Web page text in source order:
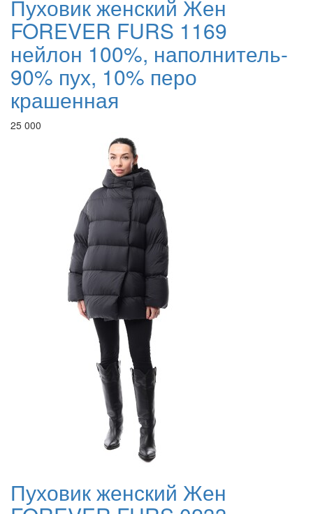
Пуховик женский Жен
FOREVER FURS 1169
нейлон 100%, наполнитель-
90% пух, 10% перо
крашенная
25 000
Пуховик женский Жен